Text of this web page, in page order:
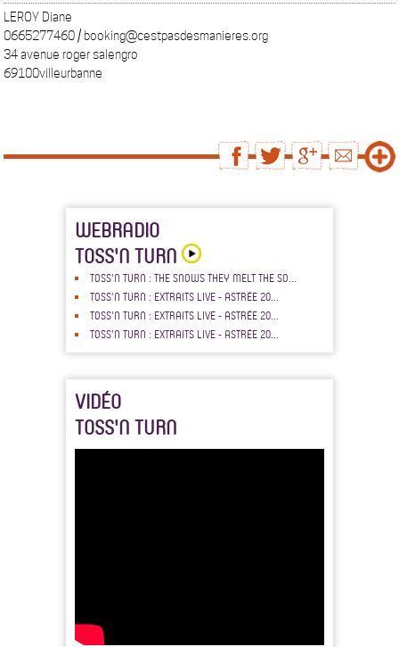
LEROY Diane
0665277460 / booking@cestpasdesmanieres.org
34 avenue roger salengro
69100villeurbanne
WEBRADIO
TOSS'N TURN
TOSS'N TURN : THE SNOWS THEY MELT THE SO...
TOSS'N TURN : EXTRAITS LIVE - ASTRÉE 20...
TOSS'N TURN : EXTRAITS LIVE - ASTRÉE 20...
TOSS'N TURN : EXTRAITS LIVE - ASTRÉE 20...
VIDÉO
TOSS'N TURN